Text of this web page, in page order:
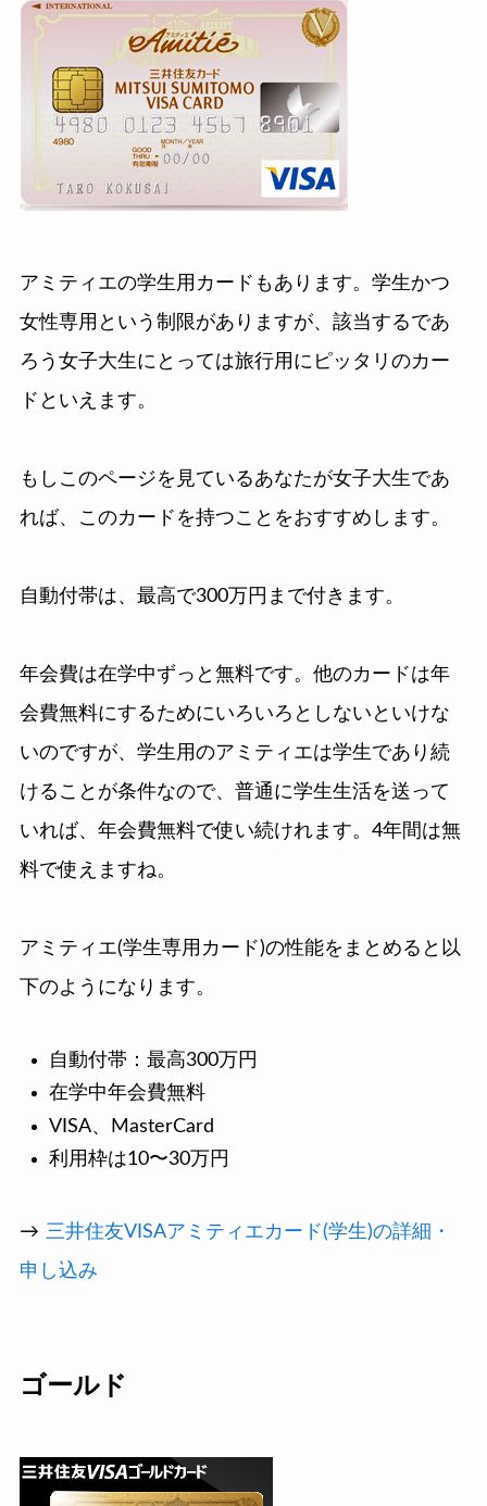
アミティエの学生用カードもあります。学生かつ
女性専用という制限がありますが、該当するであ
ろう女子大生にとっては旅行用にピッタリのカー
ドといえます。
もしこのページを見ているあなたが女子大生であ
れば、このカードを持つことをおすすめします。
自動付帯は、最高で300万円まで付きます。
年会費は在学中ずっと無料です。他のカードは年
会費無料にするためにいろいろとしないといけな
いのですが、学生用のアミティエは学生であり続
けることが条件なので、普通に学生生活を送って
いれば、年会費無料で使い続けれます。4年間は無
料で使えますね。
アミティエ(学生専用カード)の性能をまとめると以
下のようになります。
自動付帯：最高300万円
在学中年会費無料
VISA、MasterCard
利用枠は10〜30万円
→ 三井住友VISAアミティエカード(学生)の詳細・
申し込み
ゴールド